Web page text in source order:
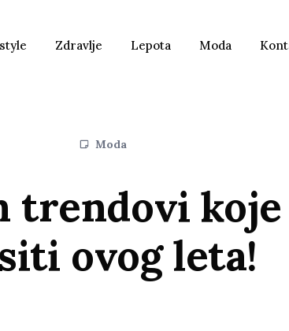
Zdravlje Lepota Moda
Moda
trendovi koje
ovog leta!